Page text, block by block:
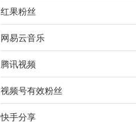
红果粉丝
网易云音乐
腾讯视频
视频号有效粉丝
快手分享